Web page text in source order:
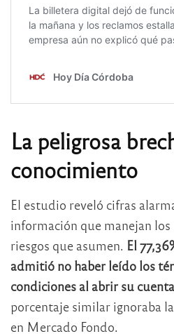
La peligrosa
conocimiento
El estudio reveló cifras
información que manejan
riesgos que asumen. El
admitió no haber leído los
condiciones al abrir su
porcentaje similar ignoraba
en Mercado Fondo.